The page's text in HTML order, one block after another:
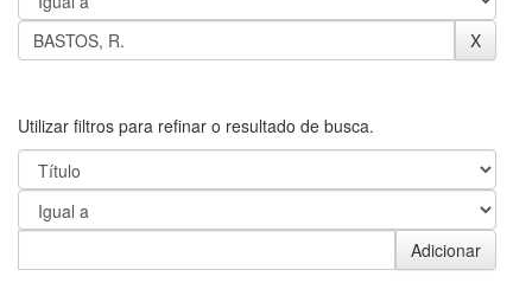
Utilizar filtros para refinar o resultado de busca.